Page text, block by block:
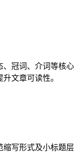
、冠词、介词等核心
文章可读性。
缩写形式及小标题层